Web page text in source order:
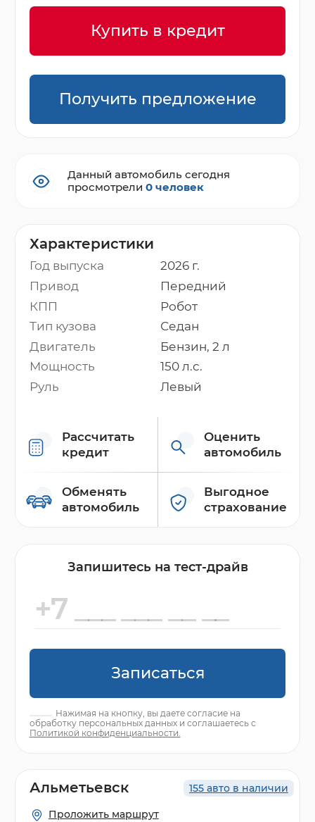
Характеристики
Год выпуска
2026 г.
Привод
Передний
КПП
Робот
Тип кузова
Седан
Двигатель
Бензин, 2 л
Мощность
150 л.с.
Руль
Левый
Рассчитать
кредит
Оценить
автомобиль
Обменять
автомобиль
Выгодное
страхование
Купить в кредит
Получить предложение
Данный автомобиль сегодня
просмотрели0 человек
Запишитесь на тест-драйв
Записаться
Нажимая на кнопку, вы даете согласие на
обработку персональных данных и соглашаетесь с
Политикой конфиденциальности.
155 авто в наличии
Альметьевск
Проложить маршрут